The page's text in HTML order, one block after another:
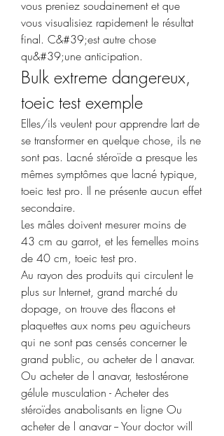
vous preniez soudainement et que
vous visualisiez rapidement le résultat
final. C&#39;est autre chose
qu&#39;une anticipation.
Bulk extreme dangereux,
toeic test exemple
Elles/ils veulent pour apprendre lart de
se transformer en quelque chose, ils ne
sont pas. Lacné stéroïde a presque les
mêmes symptômes que lacné typique,
toeic test pro. Il ne présente aucun effet
secondaire.
Les mâles doivent mesurer moins de
43 cm au garrot, et les femelles moins
de 40 cm, toeic test pro.
Au rayon des produits qui circulent le
plus sur Internet, grand marché du
dopage, on trouve des flacons et
plaquettes aux noms peu aguicheurs
qui ne sont pas censés concerner le
grand public, ou acheter de l anavar.
Ou acheter de l anavar, testostérone
gélule musculation - Acheter des
stéroïdes anabolisants en ligne Ou
acheter de l anavar -- Your doctor will